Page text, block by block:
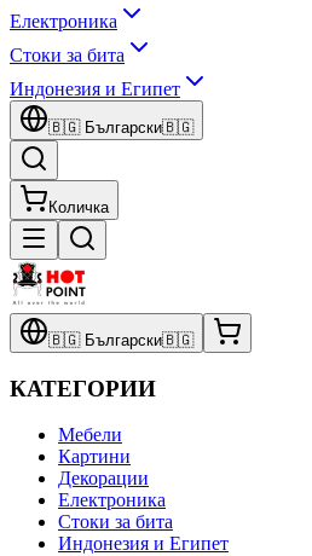
Електроника
Стоки за бита
Индонезия и Египет
🇧🇬 Български🇧🇬
Количка
🇧🇬 Български🇧🇬
КАТЕГОРИИ
Мебели
Картини
Декорации
Електроника
Стоки за бита
Индонезия и Египет